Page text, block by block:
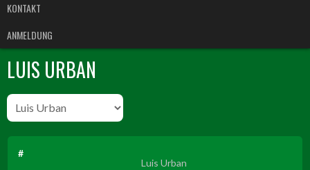
KONTAKT
ANMELDUNG
LUIS URBAN
#
Luis Urban